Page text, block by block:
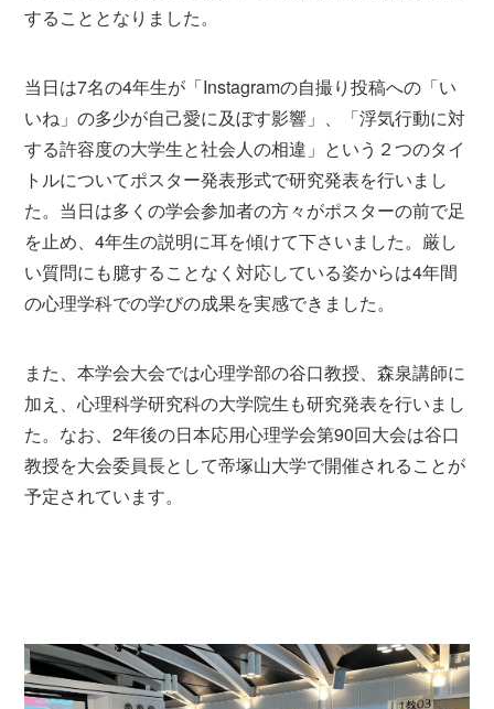
することとなりました。
当日は7名の4年生が「Instagramの自撮り投稿への「い
いね」の多少が自己愛に及ぼす影響」、「浮気行動に対
する許容度の大学生と社会人の相違」という２つのタイ
トルについてポスター発表形式で研究発表を行いまし
た。当日は多くの学会参加者の方々がポスターの前で足
を止め、4年生の説明に耳を傾けて下さいました。厳し
い質問にも臆することなく対応している姿からは4年間
の心理学科での学びの成果を実感できました。
また、本学会大会では心理学部の谷口教授、森泉講師に
加え、心理科学研究科の大学院生も研究発表を行いまし
た。なお、2年後の日本応用心理学会第90回大会は谷口
教授を大会委員長として帝塚山大学で開催されることが
予定されています。